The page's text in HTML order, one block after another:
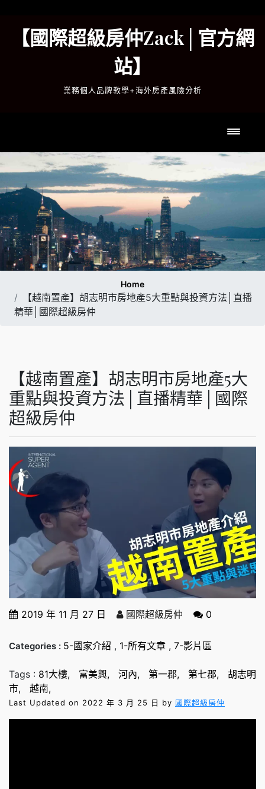
content【國際超級房仲Zack│官方網
站】
業務個人品牌教學+海外房產風險分析
Home
【越南置產】胡志明市房地產5大重點與投資方法│直播
精華│國際超級房仲
【越南置產】胡志明市房地產5大
重點與投資方法│直播精華│國際
超級房仲
2019 年 11 月 27 日 國際超級房仲 0
Categories : 5-國家介紹 , 1-所有文章 , 7-影片區
Tags : 81大樓 富美興 河內 第一郡 第七郡
胡志明
市
越南
Last Updated on 2022 年 3 月 25 日 by 國際超級房仲